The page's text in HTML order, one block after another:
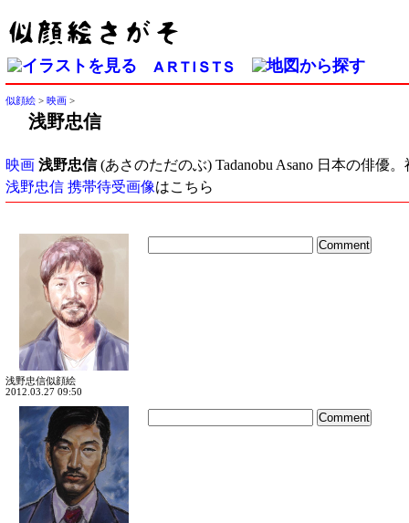
似顔絵 > 映画 >
浅野忠信
映画 浅野忠信(あさのただのぶ) Tadanobu Asano 日本の俳優
浅野忠信 携帯待受画像はこちら
浅野忠信似顔絵
2012.03.27 09:50